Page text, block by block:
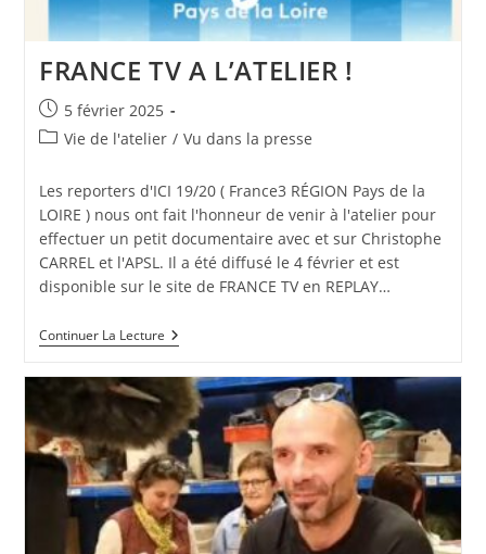
FRANCE TV A L’ATELIER !
Publication
publiée :
5 février 2025
PostVie de l'atelier / Vu dans la presse
Les reporters d'ICI 19/20 ( France3 RÉGION Pays de la
LOIRE ) nous ont fait l'honneur de venir à l'atelier pour
effectuer un petit documentaire avec et sur Christophe
CARREL et l'APSL. Il a été diffusé le 4 février et est
disponible sur le site de FRANCE TV en REPLAY…
Continuer La LectureFRANCE
TV
L’ATELIER
!